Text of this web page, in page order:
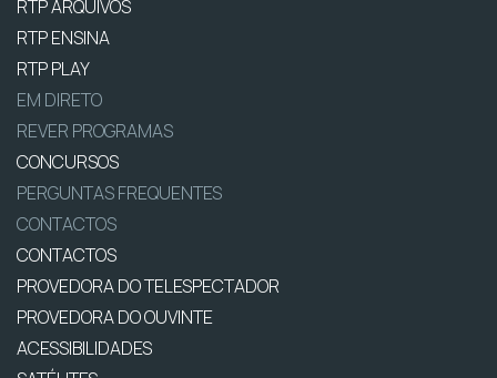
RTP ARQUIVOS
RTP ENSINA
RTP PLAY
EM DIRETO
REVER PROGRAMAS
CONCURSOS
PERGUNTAS FREQUENTES
CONTACTOS
CONTACTOS
PROVEDORA DO TELESPECTADOR
PROVEDORA DO OUVINTE
ACESSIBILIDADES